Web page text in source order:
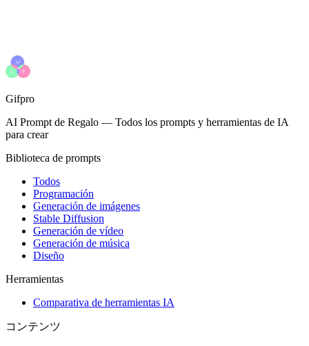
Gifpro
AI Prompt de Regalo — Todos los prompts y herramientas de IA
para crear
Biblioteca de prompts
Todos
Programación
Generación de imágenes
Stable Diffusion
Generación de vídeo
Generación de música
Diseño
Herramientas
Comparativa de herramientas IA
コンテンツ